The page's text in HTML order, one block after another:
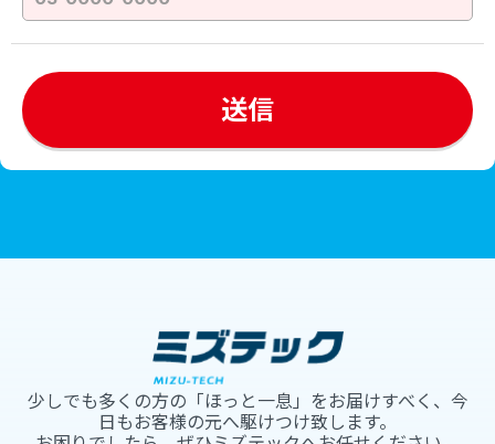
少しでも多くの方の「ほっと一息」をお届けすべく、今
日もお客様の元へ駆けつけ致します。